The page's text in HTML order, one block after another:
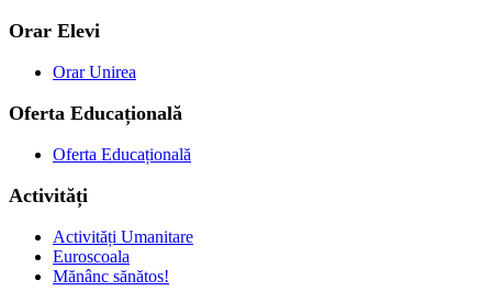
Orar Elevi
Orar Unirea
Oferta Educațională
Oferta Educațională
Activități
Activități Umanitare
Euroscoala
Mănânc sănătos!